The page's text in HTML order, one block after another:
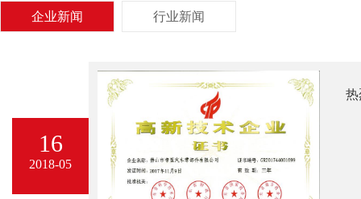
企业新闻 行业新闻
16
2018-05